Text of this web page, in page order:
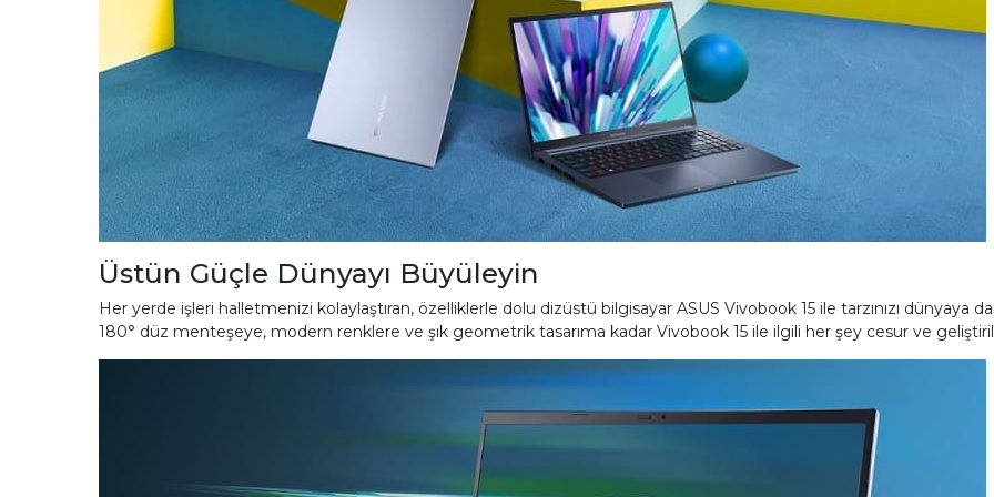
Üstün Güçle Dünyayı Büyüleyin
Her yerde işleri halletmenizi kolaylaştıran, özelliklerle dolu dizüstü bilgisayar ASUS Vivobook 15 ile tarzınızı dünyaya
180° düz menteşeye, modern renklere ve şık geometrik tasarıma kadar Vivobook 15 ile ilgili her şey cesur ve